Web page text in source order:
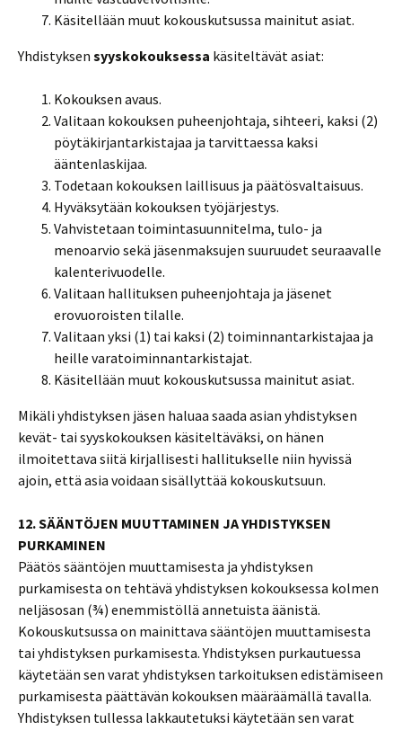
Käsitellään muut kokouskutsussa mainitut asiat.
Yhdistyksen syyskokouksessa käsiteltävät asiat:
Kokouksen avaus.
Valitaan kokouksen puheenjohtaja, sihteeri, kaksi (2)
pöytäkirjantarkistajaa ja tarvittaessa kaksi
ääntenlaskijaa.
Todetaan kokouksen laillisuus ja päätösvaltaisuus.
Hyväksytään kokouksen työjärjestys.
Vahvistetaan toimintasuunnitelma, tulo- ja
menoarvio sekä jäsenmaksujen suuruudet seuraavalle
kalenterivuodelle.
Valitaan hallituksen puheenjohtaja ja jäsenet
erovuoroisten tilalle.
Valitaan yksi (1) tai kaksi (2) toiminnantarkistajaa ja
heille varatoiminnantarkistajat.
Käsitellään muut kokouskutsussa mainitut asiat.
Mikäli yhdistyksen jäsen haluaa saada asian yhdistyksen
kevät- tai syyskokouksen käsiteltäväksi, on hänen
ilmoitettava siitä kirjallisesti hallitukselle niin hyvissä
ajoin, että asia voidaan sisällyttää kokouskutsuun.
12. SÄÄNTÖJEN MUUTTAMINEN JA YHDISTYKSEN
PURKAMINEN
Päätös sääntöjen muuttamisesta ja yhdistyksen
purkamisesta on tehtävä yhdistyksen kokouksessa kolmen
neljäsosan (¾) enemmistöllä annetuista äänistä.
Kokouskutsussa on mainittava sääntöjen muuttamisesta
tai yhdistyksen purkamisesta. Yhdistyksen purkautuessa
käytetään sen varat yhdistyksen tarkoituksen edistämiseen
purkamisesta päättävän kokouksen määräämällä tavalla.
Yhdistyksen tullessa lakkautetuksi käytetään sen varat